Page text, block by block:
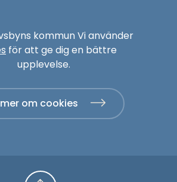
kommun Vi använder
för att ge dig en bättre
upplevelse.
om cookies